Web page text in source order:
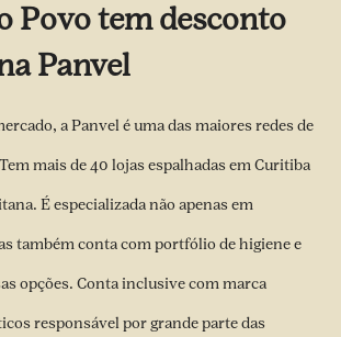
Povo tem desconto
Panvel
a Panvel é uma das maiores redes de
mais de 40 lojas espalhadas em Curitiba
É especializada não apenas em
também conta com portfólio de higiene e
opções. Conta inclusive com marca
responsável por grande parte das